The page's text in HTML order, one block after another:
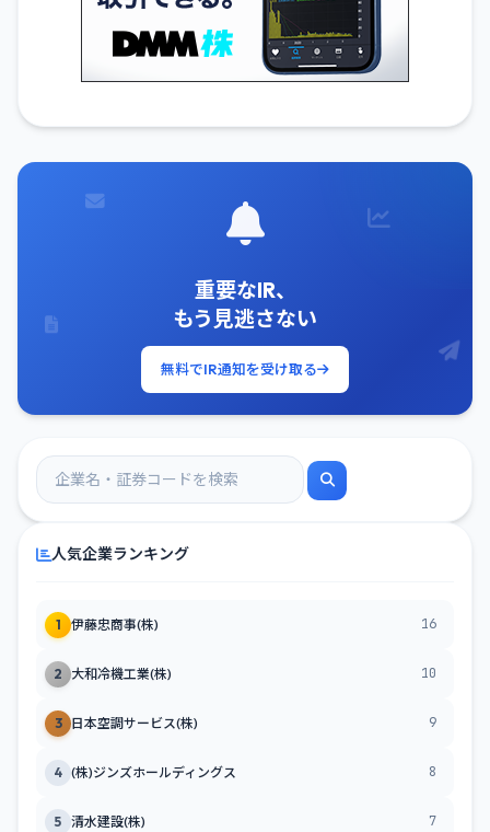
重要なIR、
もう見逃さない
無料でIR通知を受け取る
人気企業ランキング
1 伊藤忠商事(株) 16
2 大和冷機工業(株) 10
3 日本空調サービス(株) 9
4 (株)ジンズホールディングス 8
5 清水建設(株) 7